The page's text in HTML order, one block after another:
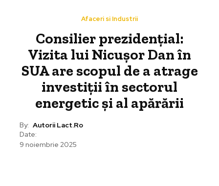
Afaceri si Industrii
Consilier prezidențial:
Vizita lui Nicușor Dan în
SUA are scopul de a atrage
investiții în sectorul
energetic și al apărării
By: Autorii Lact.ro
Date:
9 noiembrie 2025